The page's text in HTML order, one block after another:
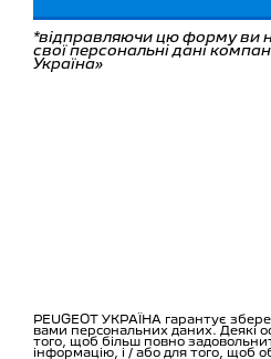
*відправляючи цю форму ви
свої персональні дані
Україна»
PEUGEOT УКРАЇНА гарантує
вами персональних даних. Деякі
того, щоб більш повно
інформацію, і / або для того, щоб